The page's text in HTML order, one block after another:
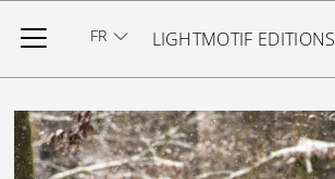
Ignorer et passer au contenu
LIGHTMOTIF EDITIONS
FR